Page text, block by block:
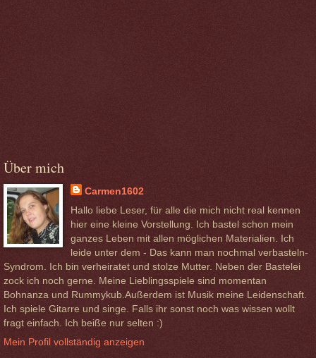
Über mich
Carmen1602
Hallo liebe Leser, für alle die mich nicht real kennen
hier eine kleine Vorstellung. Ich bastel schon mein
ganzes Leben mit allen möglichen Materialien. Ich
leide unter dem - Das kann man nochmal verbasteln-
Syndrom. Ich bin verheiratet und stolze Mutter. Neben der Bastelei
zock ich noch gerne. Meine Lieblingsspiele sind momentan
Bohnanza und Rummykub.Außerdem ist Musik meine Leidenschaft.
Ich spiele Gitarre und singe. Falls ihr sonst noch was wissen wollt
fragt einfach. Ich beiße nur selten :)
Mein Profil vollständig anzeigen